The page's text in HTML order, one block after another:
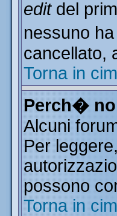
editdel
nessuno
cancellato,
Torna in
Perch�
Alcuni
Per
possono
Torna in